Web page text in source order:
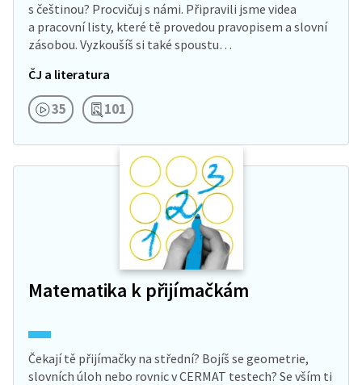
s češtinou? Procvičuj s námi. Připravili jsme videa
a pracovní listy, které tě provedou pravopisem a slovní
zásobou. Vyzkoušíš si také spoustu…
ČJ a literatura
35 101
Matematika k přijímačkám
Čekají tě přijímačky na střední? Bojíš se geometrie,
slovních úloh nebo rovnic v CERMAT testech? Se vším ti